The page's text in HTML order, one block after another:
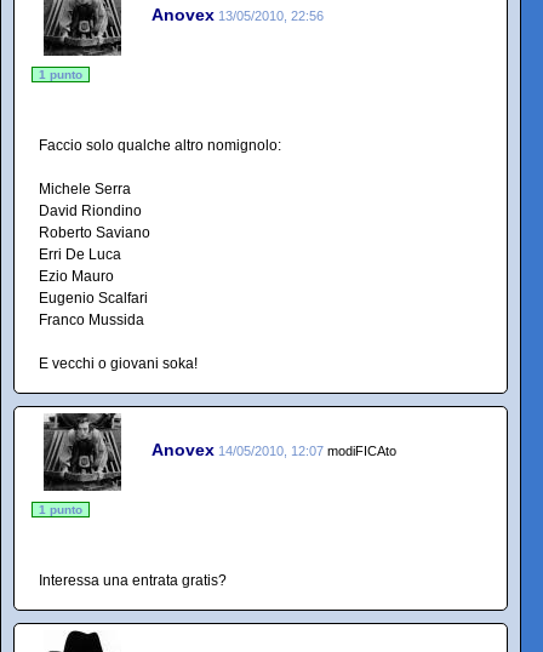
Anovex 13/05/2010, 22:56
1 punto
Faccio solo qualche altro nomignolo:
Michele Serra
David Riondino
Roberto Saviano
Erri De Luca
Ezio Mauro
Eugenio Scalfari
Franco Mussida
E vecchi o giovani soka!
Anovex 14/05/2010, 12:07 modiFICAto
1 punto
Interessa una entrata gratis?